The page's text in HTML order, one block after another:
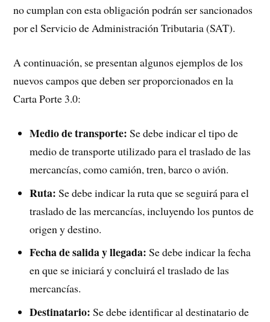
no cumplan con esta obligación podrán ser sancionados
por el Servicio de Administración Tributaria (SAT).
A continuación, se presentan algunos ejemplos de los
nuevos campos que deben ser proporcionados en la
Carta Porte 3.0:
Medio de transporte: Se debe indicar el tipo de
medio de transporte utilizado para el traslado de las
mercancías, como camión, tren, barco o avión.
Ruta: Se debe indicar la ruta que se seguirá para el
traslado de las mercancías, incluyendo los puntos de
origen y destino.
Fecha de salida y llegada: Se debe indicar la fecha
en que se iniciará y concluirá el traslado de las
mercancías.
Destinatario: Se debe identificar al destinatario de